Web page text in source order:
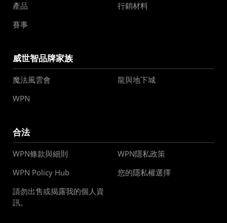
產品
行銷材料
賽事
威世智品牌家族
魔法風雲會
龍與地下城
WPN
合法
WPN條款與細則
WPN隱私政策
WPN Policy Hub
您的隱私權選擇
請勿出售或揭露我的個人資
訊。